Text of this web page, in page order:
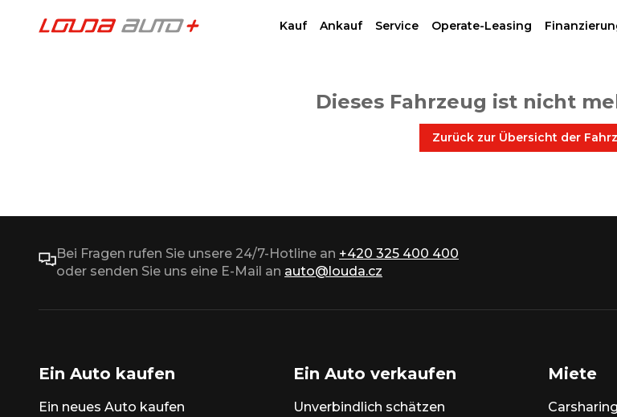
Kauf Ankauf Service Operate-Leasing
Dieses Fahrzeug ist nicht
Zurück zur Übersicht der
Bei Fragen rufen Sie unsere 24/7-Hotline an +420 325 400 400
oder senden Sie uns eine E-Mail an auto@louda.cz
Ein Auto kaufen
Ein neues Auto kaufen
Ein Auto verkaufen
Unverbindlich schätzen
Miete
Carsharing